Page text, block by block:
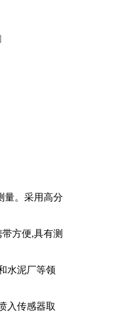
量。采用高分
方便,具有测
水泥厂等领
入传感器取